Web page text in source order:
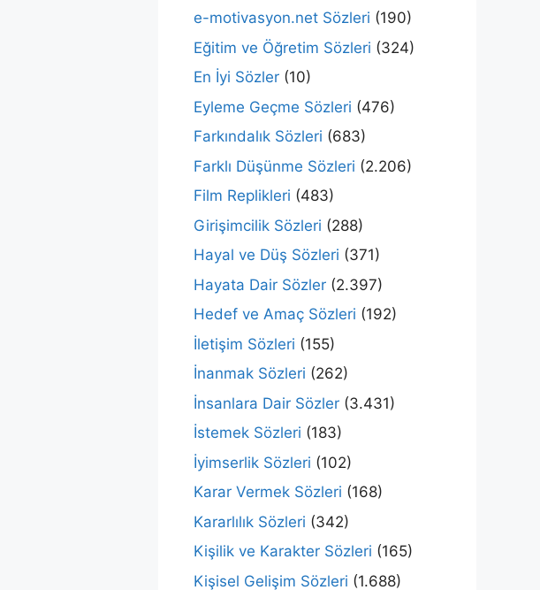
e-motivasyon.net Sözleri (190)
Eğitim ve Öğretim Sözleri (324)
En İyi Sözler (10)
Eyleme Geçme Sözleri (476)
Farkındalık Sözleri (683)
Farklı Düşünme Sözleri (2.206)
Film Replikleri (483)
Girişimcilik Sözleri (288)
Hayal ve Düş Sözleri (371)
Hayata Dair Sözler (2.397)
Hedef ve Amaç Sözleri (192)
İletişim Sözleri (155)
İnanmak Sözleri (262)
İnsanlara Dair Sözler (3.431)
İstemek Sözleri (183)
İyimserlik Sözleri (102)
Karar Vermek Sözleri (168)
Kararlılık Sözleri (342)
Kişilik ve Karakter Sözleri (165)
Kişisel Gelişim Sözleri (1.688)